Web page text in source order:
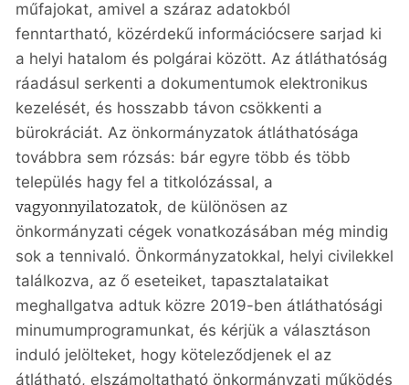
műfajokat, amivel a száraz adatokból
fenntartható, közérdekű információcsere sarjad ki
a helyi hatalom és polgárai között. Az átláthatóság
ráadásul serkenti a dokumentumok elektronikus
kezelését, és hosszabb távon csökkenti a
bürokráciát. Az önkormányzatok átláthatósága
továbbra sem rózsás: bár egyre több és több
település hagy fel a titkolózással, a
vagyonnyilatozatok, de különösen az
önkormányzati cégek vonatkozásában még mindig
sok a tennivaló. Önkormányzatokkal, helyi civilekkel
találkozva, az ő eseteiket, tapasztalataikat
meghallgatva adtuk közre 2019-ben átláthatósági
minumumprogramunkat, és kérjük a választáson
induló jelölteket, hogy köteleződjenek el az
átlátható, elszámoltatható önkormányzati működés